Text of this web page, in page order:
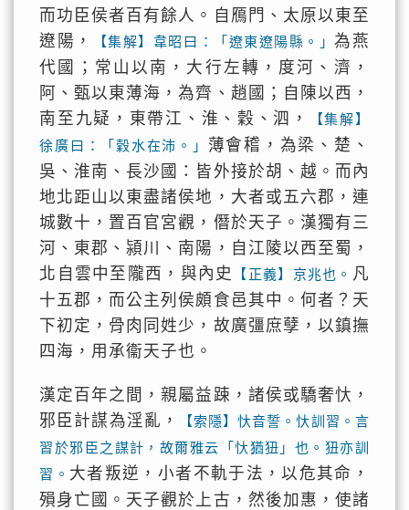
而功臣侯者百有餘人。自鴈門、太原以東至
遼陽，
【集解】韋昭曰：「遼東遼陽縣。」為燕
代國；常山以南，大行左轉，度河、濟，
阿、甄以東薄海，為齊、趙國；自陳以西，
南至九疑，東帶江、淮、穀、泗，
【集解】
徐廣曰：「穀水在沛。」 薄會稽，為梁、楚、
吳、淮南、長沙國：皆外接於胡、越。而內
地北距山以東盡諸侯地，大者或五六郡，連
城數十，置百官宮觀，僭於天子。漢獨有三
河、東郡、潁川、南陽，自江陵以西至蜀，
北自雲中至隴西，與內史
【正義】京兆也。 凡
十五郡，而公主列侯頗食邑其中。何者？天
下初定，骨肉同姓少，故廣彊庶孽，以鎮撫
四海，用承衞天子也。
漢定百年之間，親屬益踈，諸侯或驕奢忕，
邪臣計謀為淫亂，
【索隱】忕音誓。忕訓習。言
習於邪臣之謀計，故爾雅云「忕猶狃」也。狃亦訓
習。 大者叛逆，小者不軌于法，以危其命，
殞身亡國。天子觀於上古，然後加惠，使諸